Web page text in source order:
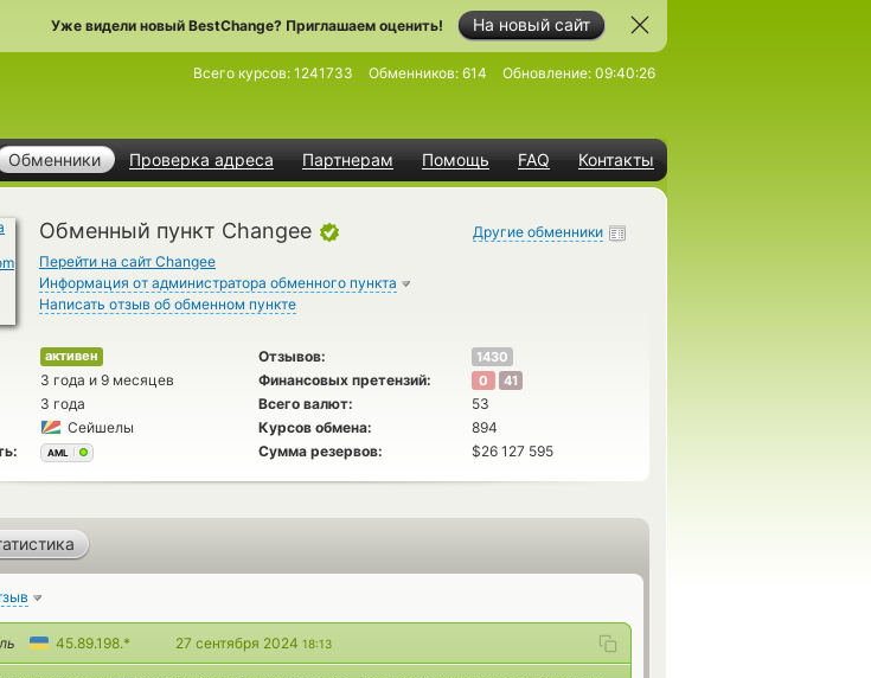
На новый сайт
Уже видели новый BestChange? Приглашаем оценить!
Обменники Проверка адреса Партнерам Помощь FAQ Контакты
Всего курсов: 1241733 Обменников: 614 Обновление: 09:40:26
Обменный пункт Changee
Перейти на сайт Changee
Информация от администратора обменного пункта
Написать отзыв об обменном пункте
Другие обменники
активен Отзывов: 1430
3 года и 9 месяцев Финансовых претензий: 0 41
3 года Всего валют:
53
Сейшелы Курсов обмена:
894
AML Сумма резервов: $26 127 595
45.89.198.* 27 сентября 2024 18:13